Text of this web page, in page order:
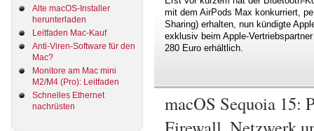
Alte macOS-Installer
herunterladen
Leitfaden Mac-Kauf
Anti-Viren-Software für den
Mac?
Monitore am Mac mini
M2/M4 (Pro): Leitfaden
Schnelles Ethernet
nachrüsten
mit dem AirPods Max konkurriert,
Sharing) erhalten, nun kündigte
exklusiv beim Apple-Vertriebspartner
280 Euro erhältlich.
macOS Sequoia 15: